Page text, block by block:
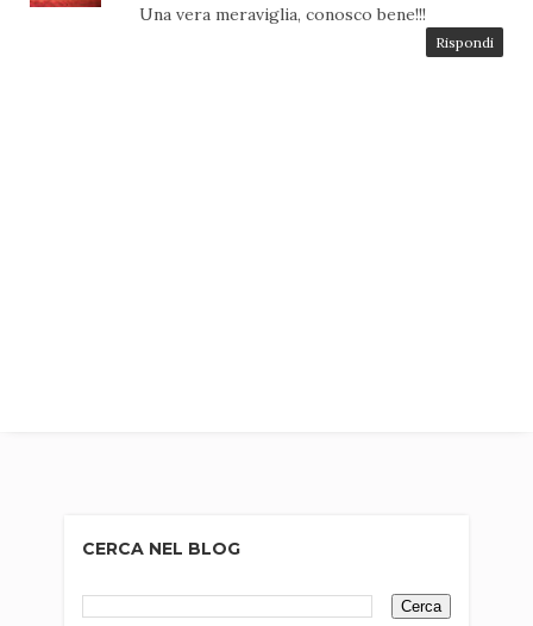
Una vera meraviglia, conosco bene!!!
Rispondi
CERCA NEL BLOG